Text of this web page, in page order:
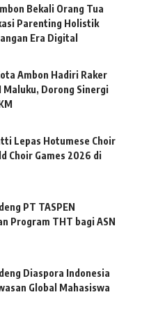
Bekali Orang Tua
Parenting Holistik
Era Digital
Ambon Hadiri Raker
Maluku, Dorong Sinergi
Lepas Hotumese Choir
Choir Games 2026 di
PT TASPEN
Program THT bagi ASN
Diaspora Indonesia
Global Mahasiswa